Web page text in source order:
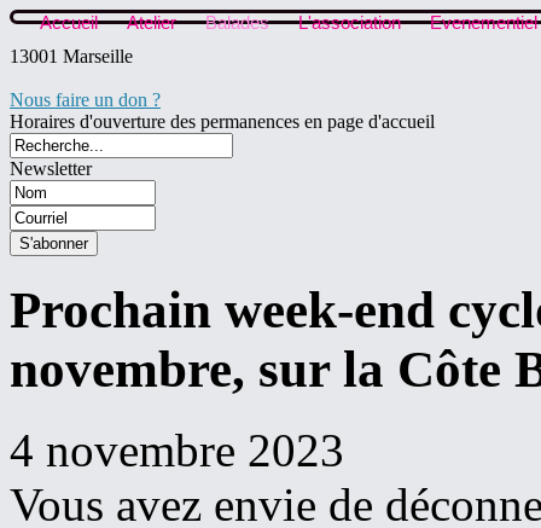
Accueil Atelier Balades L'association
Evenementiel
13001 Marseille
Nous faire un don ?
Horaires d'ouverture des permanences en page d'accueil
Newsletter
Prochain week-end
novembre, sur la Côte
4 novembre 2023
Vous avez envie de